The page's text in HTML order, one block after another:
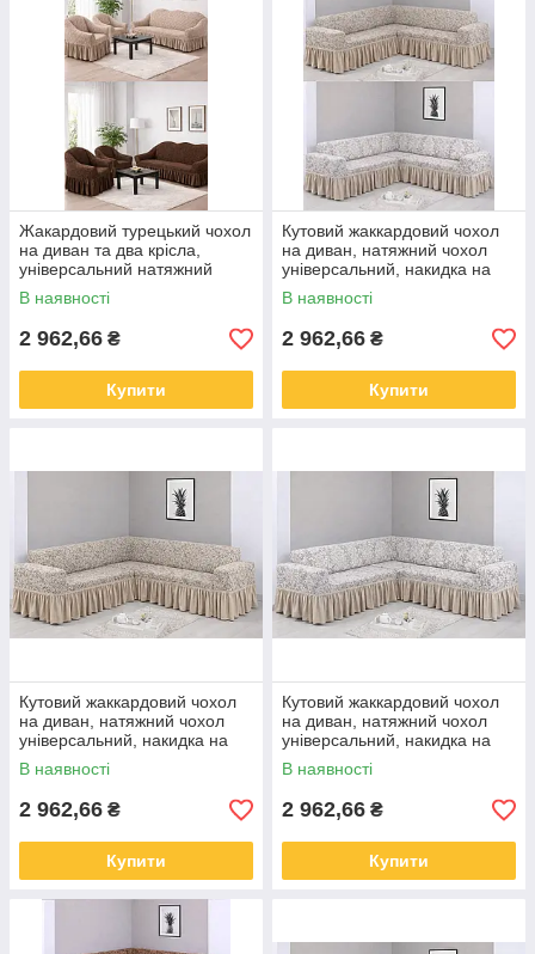
Жакардовий турецький чохол
на диван та два крісла,
універсальний натяжний
чохол, накидка на диван
В наявності
2 962,66 ₴
Купити
Кутовий жаккардовий чохол
на диван, натяжний чохол
універсальний, накидка на
диван.
В наявності
2 962,66 ₴
Купити
Кутовий жаккардовий чохол
на диван, натяжний чохол
універсальний, накидка на
диван Бежевий
В наявності
2 962,66 ₴
Купити
Кутовий жаккардовий чохол
на диван, натяжний чохол
універсальний, накидка на
диван Сірий
В наявності
2 962,66 ₴
Купити